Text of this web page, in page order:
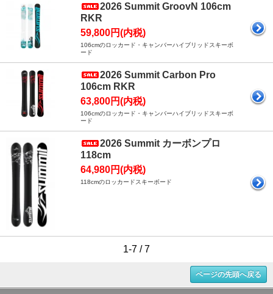
2026 Summit GroovN 106cm
RKR
59,800円(内税)
106cmのロッカード・キャンバーハイブリッドスキーボ
ード
2026 Summit Carbon Pro
106cm RKR
63,800円(内税)
106cmのロッカード・キャンバーハイブリッドスキーボ
ード
2026 Summit カーボンプロ
118cm
64,980円(内税)
118cmのロッカードスキーボード
1-7 / 7
ページの先頭へ戻る